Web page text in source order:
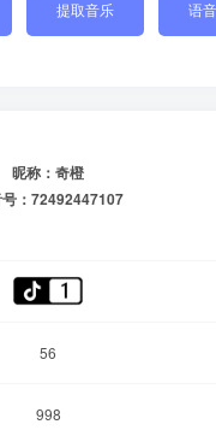
提取音乐 语
昵称：奇橙
：72492447107
56
998